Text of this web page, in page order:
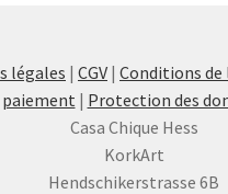
légales | CGV | Conditions de
paiement | Protection des
Casa Chique Hess
KorkArt
Hendschikerstrasse 6B